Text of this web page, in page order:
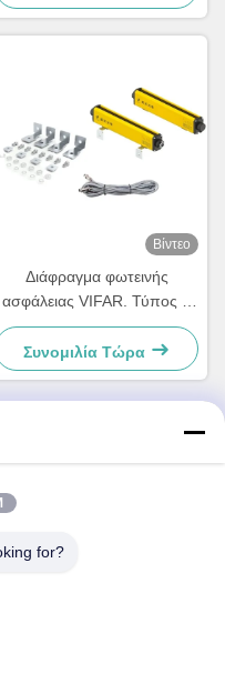
10 Κουρτίνα υπέρυθρου
φωτός
Βίντεο
Διάφραγμα φωτεινής
ασφάλειας VIFAR. Τύπος 4
CE πιστοποιημένο
βιομηχανικό φως για
μηχανήματα αυτοματισμού
CNC.
Συνομιλία Τώρα
Guanlan Huan
for?